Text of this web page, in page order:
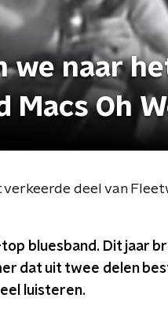
we naar
Macs Oh
deel van
bluesband. Dit jaar
dat uit twee delen
luisteren.